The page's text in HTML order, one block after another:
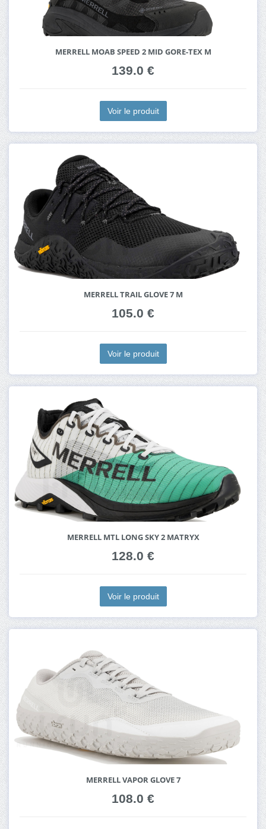
MERRELL MOAB SPEED 2 MID GORE-TEX M
139.0 €
Voir le produit
MERRELL TRAIL GLOVE 7 M
105.0 €
Voir le produit
MERRELL MTL LONG SKY 2 MATRYX
128.0 €
Voir le produit
MERRELL VAPOR GLOVE 7
108.0 €